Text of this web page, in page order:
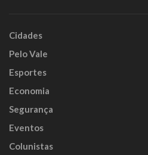
Cidades
Pelo Vale
Esportes
Economia
Segurança
Eventos
Colunistas